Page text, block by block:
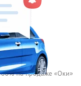
на продаже «Оки»